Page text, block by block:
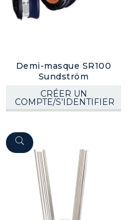
Demi-masque SR100
Sundström
CRÉER UN
COMPTE/S’IDENTIFIER